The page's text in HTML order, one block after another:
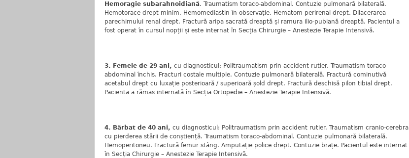
Hemoragie subarahnoidiană. Traumatism toraco-abdominal. Contuzie pulmonară bilaterală.
Hemotorace drept minim. Hemomediastin în observație. Hematom perirenal drept. Dilacerarea
parechimului renal drept. Fractură aripa sacrată dreaptă și ramura ilio-pubiană dreaptă. Pacientul a
fost operat în cursul nopții și este internat în Secția Chirurgie – Anestezie Terapie Intensivă.
3. Femeie de 29 ani, cu diagnosticul: Politraumatism prin accident rutier. Traumatism toraco-
abdominal închis. Fracturi costale multiple. Contuzie pulmonară bilaterală. Fractură cominutivă
acetabul drept cu luxație posterioară / superioară șold drept. Fractură deschisă pilon tibial drept.
Pacienta a rămas internată în Secția Ortopedie – Anestezie Terapie Intensivă.
4. Bărbat de 40 ani, cu diagnosticul: Politraumatism prin accident rutier. Traumatism cranio-cerebral
cu pierderea stării de conștiență. Traumatism toraco-abdominal. Contuzie pulmonară bilaterală.
Hemoperitoneu. Fractură femur stâng. Amputație police drept. Contuzie brațe. Pacientul este internat
în Secția Chirurgie – Anestezie Terapie Intensivă.